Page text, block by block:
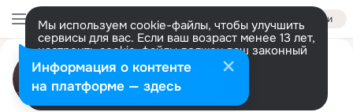
Войти
Мы используем cookie-файлы, чтобы улучшить
сервисы для вас. Если ваш возраст менее 13 лет,
настроить cookie-файлы должен ваш законный
представитель. Больше информации
Разрешить все Настроить
Ирина Пуковская
Москва
21 мая (44 года)
1536 лицей (гуманитарное направление)
Подробнее
Информация о контенте
на платформе — здесь